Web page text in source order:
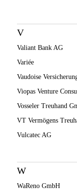
V
Valiant Bank AG
Variée
Vaudoise
Viopas Venture
Vosseler Treuhand
VT Vermögens
Vulcatec AG
W
WaReno GmbH